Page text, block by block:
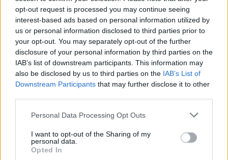
opt-out request is processed you may continue seeing
interest-based ads based on personal information utilized by
us or personal information disclosed to third parties prior to
your opt-out. You may separately opt-out of the further
disclosure of your personal information by third parties on the
IAB’s list of downstream participants. This information may
also be disclosed by us to third parties on the IAB’s List of
Downstream Participants that may further disclose it to other
Please note that this website/app uses one or more Google
not limited to your visit or usage behaviour. You may click to
grant or deny consent to Google and its third-party tags to
use your data for below specified purposes in below Google
Personal Data Processing Opt Outs
I want to opt-out of the Sharing of my
personal data.
Opted In
Alessandro Tassinari, natif de Turin au
passeport couvert de tampons, a réécrit un
itinéraire alpin après une rencontre au Rifugio
Garelli : aujourd'hui il signe des récits de
voyage à tonalité narrative. En rédaction il
privilégie le longform, défend l'attention au
paysage et garde un carnet usé avec des
cartes dessinées à la main.